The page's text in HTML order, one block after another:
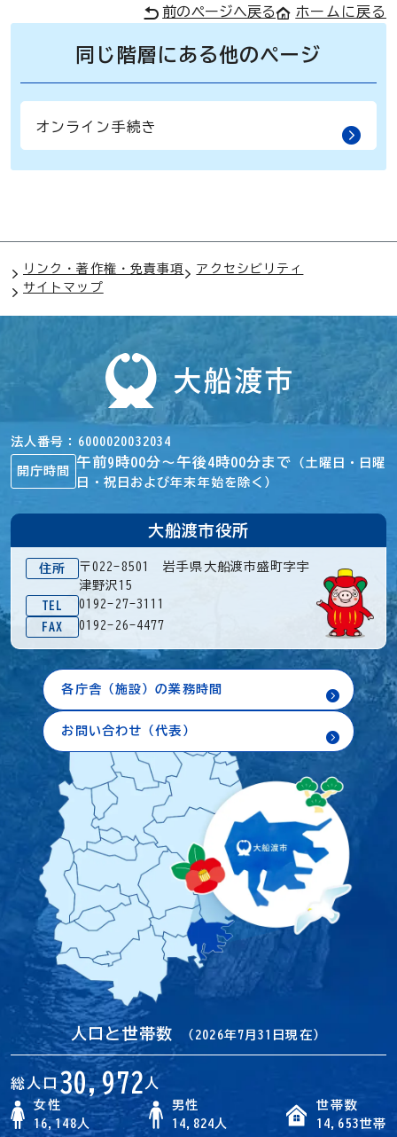
前のページへ戻る ホームに戻る
同じ階層にある他のページ
オンライン手続き
リンク・著作権・免責事項
アクセシビリティ
サイトマップ
法人番号 6000020032034
開庁時間
午前9時00分～午後4時00分まで
（土曜日・日曜
日・祝日および年末年始を除く）
大船渡市役所
住所
〒022-8501 岩手県大船渡市盛町字宇
津野沢15
TEL
0192-27-3111
FAX
0192-26-4477
各庁舎（施設）の業務時間
お問い合わせ（代表）
人口と世帯数 （2026年7月31日現在）
総人口30,972人
女性
16,148人
男性
14,824人
世帯数
14,653世帯